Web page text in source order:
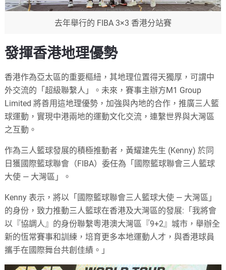
去年舉行的 FIBA 3×3 香港分站賽
發揮香港地理優勢
香港作為亞太區的重要樞紐，其地理位置得天獨厚，可謂中
外交流的「超級聯繫人」。未來，賽事主辦方M1 Group
Limited 將善用這地理優勢，加強與內地的合作，推廣三人籃
球運動，實現中港兩地的運動文化交流，連繫世界與大灣區
之互動。
作為三人籃球發展的積極推動者，黃耀建先生 (Kenny) 於同
日獲國際籃球聯會（FIBA）委任為「國際籃球聯會三人籃球
大使 — 大灣區」。
Kenny 表示，將以「國際籃球聯會三人籃球大使 — 大灣區」
的身份，致力推動三人籃球在香港及大灣區的發展:「我將會
以『協調人』的身份聯繫粵港澳大灣區『9+2』城市，舉辦全
新的恆常賽事和訓練，培育更多本地運動人才，與香港球員
攜手在國際舞台共創佳績。」